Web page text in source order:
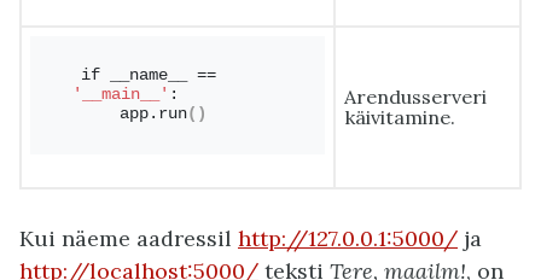
'__main__' :
    app.
run()
Arendusserveri
käivitamine.
Kui näeme aadressil http://127.0.0.1:5000/ ja
http://localhost:5000/ teksti Tere, maailm!, on